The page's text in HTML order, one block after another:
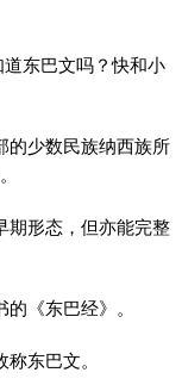
东巴文吗？快和小
的少数民族纳西族所
期形态，但亦能完整
《东巴经》。
东巴文。